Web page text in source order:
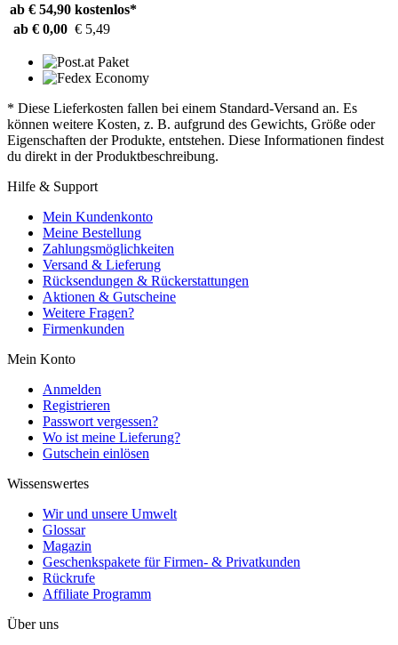
ab € 54,90 kostenlos*
ab € 0,00 € 5,49
* Diese Lieferkosten fallen bei einem Standard-Versand an. Es
können weitere Kosten, z. B. aufgrund des Gewichts, Größe oder
Eigenschaften der Produkte, entstehen. Diese Informationen findest
du direkt in der Produktbeschreibung.
Hilfe & Support
Mein Kundenkonto
Meine Bestellung
Zahlungsmöglichkeiten
Versand & Lieferung
Rücksendungen & Rückerstattungen
Aktionen & Gutscheine
Weitere Fragen?
Firmenkunden
Mein Konto
Anmelden
Registrieren
Passwort vergessen?
Wo ist meine Lieferung?
Gutschein einlösen
Wissenswertes
Wir und unsere Umwelt
Glossar
Magazin
Geschenkspakete für Firmen- & Privatkunden
Rückrufe
Affiliate Programm
Über uns